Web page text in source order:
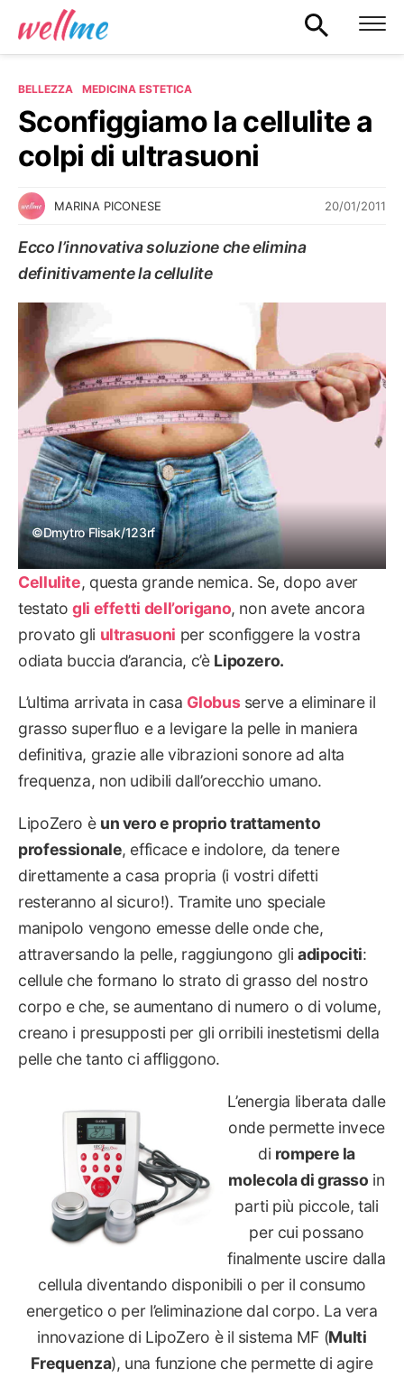
BELLEZZA MEDICINA ESTETICA
Sconfiggiamo la cellulite a
colpi di ultrasuoni
MARINA PICONESE 20/01/2011
Ecco l’innovativa soluzione che elimina
definitivamente la cellulite
©Dmytro Flisak/123rf
MEDICINA ESTETICA
Cellulite, questa grande nemica. Se, dopo aver
testatogli effetti dell’origano, non avete ancora
provato gli ultrasuoni per sconfiggere la vostra
odiata buccia d’arancia, c’è Lipozero.
L’ultima arrivata in casa Globusserve a eliminare il
grasso superfluo e a levigare la pelle in maniera
definitiva, grazie alle vibrazioni sonore ad alta
frequenza, non udibili dall’orecchio umano.
LipoZero è un vero e proprio trattamento
professionale, efficace e indolore, da tenere
direttamente a casa propria (i vostri difetti
resteranno al sicuro!). Tramite uno speciale
manipolo vengono emesse delle onde che,
attraversando la pelle, raggiungono gliadipociti:
cellule che formano lo strato di grasso del nostro
corpo e che, se aumentano di numero o di volume,
creano i presupposti per gli orribili inestetismi della
pelle che tanto ci affliggono.
L’energia liberata dalle
onde permette invece
di rompere la
molecola di grasso in
parti più piccole, tali
per cui possano
finalmente uscire dalla
cellula diventando disponibili o per il consumo
energetico o per l’eliminazione dal corpo. La vera
innovazione di LipoZero è il sistema MF (Multi
Frequenza), una funzione che permette di agire